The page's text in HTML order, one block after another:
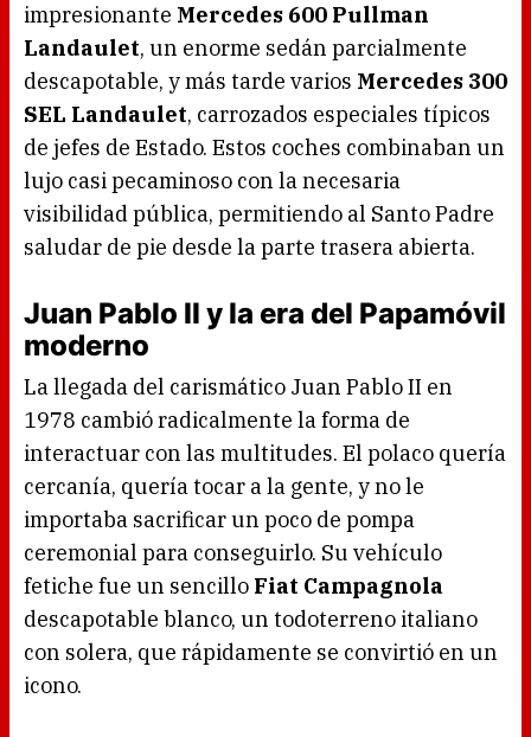
impresionante Mercedes 600 Pullman
Landaulet, un enorme sedán parcialmente
descapotable, y más tarde varios Mercedes 300
SEL Landaulet, carrozados especiales típicos
de jefes de Estado. Estos coches combinaban un
lujo casi pecaminoso con la necesaria
visibilidad pública, permitiendo al Santo Padre
saludar de pie desde la parte trasera abierta.
Juan Pablo II y la era del Papamóvil
moderno
La llegada del carismático Juan Pablo II en
1978 cambió radicalmente la forma de
interactuar con las multitudes. El polaco quería
cercanía, quería tocar a la gente, y no le
importaba sacrificar un poco de pompa
ceremonial para conseguirlo. Su vehículo
fetiche fue un sencillo Fiat Campagnola
descapotable blanco, un todoterreno italiano
con solera, que rápidamente se convirtió en un
icono.